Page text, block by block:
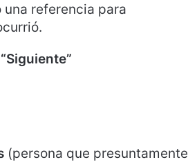
una referencia para
“Siguiente”
(persona que presuntamente